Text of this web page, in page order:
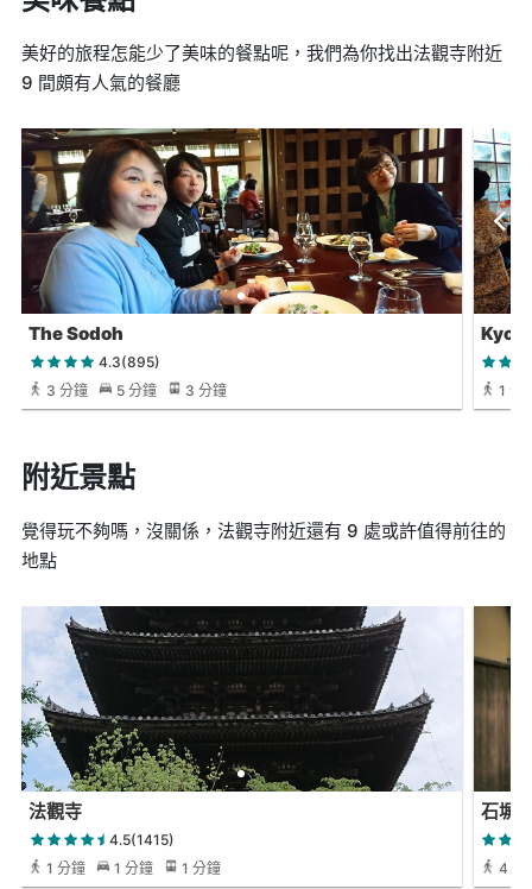
美好的旅程怎能少了美味的餐點呢，我們為你找出法觀寺附近
9 間頗有人氣的餐廳
The Sodoh
4.3(895)
3 分鐘
5 分鐘 3 分鐘 1 分
附近景點
覺得玩不夠嗎，沒關係，法觀寺附近還有 9 處或許值得前往的
地點
法觀寺
4.5(1415)
1 分鐘
1 分鐘 1 分鐘
石塀
4 分